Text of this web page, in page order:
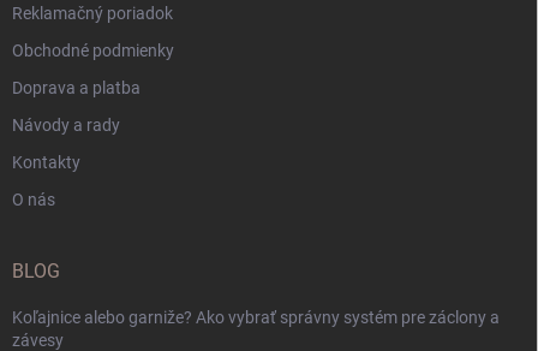
Reklamačný poriadok
Obchodné podmienky
Doprava a platba
Návody a rady
Kontakty
O nás
BLOG
Koľajnice alebo garniže? Ako vybrať správny systém pre záclony a
závesy